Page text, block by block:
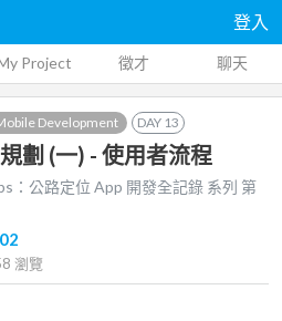
登入
Project 徵才 聊天
Development DAY 13
劃 (一) - 使用者流程
：公路定位 App 開發全記錄 系列 第
瀏覽